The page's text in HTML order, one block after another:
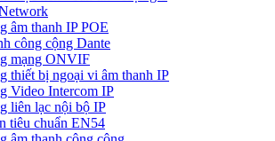
âm thanh IP POE
công cộng Dante
mạng ONVIF
thiết bị ngoại vi âm thanh IP
Video Intercom IP
liên lạc nội bộ IP
tiêu chuẩn EN54